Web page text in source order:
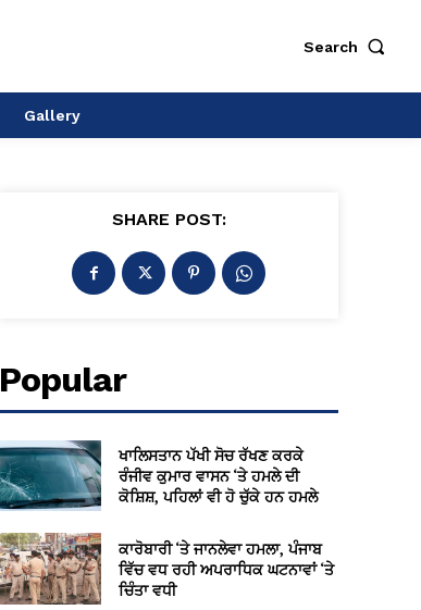
Search
Gallery
SHARE POST:
Popular
ਖਾਲਿਸਤਾਨ ਪੱਖੀ ਸੋਚ ਰੱਖਣ ਕਰਕੇ
ਰੰਜੀਵ ਕੁਮਾਰ ਵਾਸਨ ‘ਤੇ ਹਮਲੇ ਦੀ
ਕੋਸ਼ਿਸ਼, ਪਹਿਲਾਂ ਵੀ ਹੋ ਚੁੱਕੇ ਹਨ ਹਮਲੇ
ਕਾਰੋਬਾਰੀ ‘ਤੇ ਜਾਨਲੇਵਾ ਹਮਲਾ, ਪੰਜਾਬ
ਵਿੱਚ ਵਧ ਰਹੀ ਅਪਰਾਧਿਕ ਘਟਨਾਵਾਂ ‘ਤੇ
ਚਿੰਤਾ ਵਧੀ